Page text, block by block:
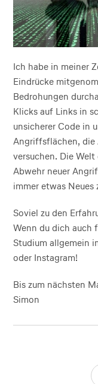
Ich habe in meiner
Eindrücke
Bedrohungen
Klicks auf Links in
unsicherer Code in
Angriffsflächen, die
versuchen. Die
Abwehr neuer
immer etwas
Soviel zu den
Wenn du dich auch
Studium allgemein
oder Instagram!
Bis zum nächsten
Simon